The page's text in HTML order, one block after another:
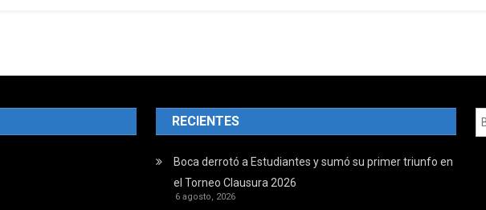
RECIENTES
Boca derrotó a Estudiantes y sumó su primer triunfo en
el Torneo Clausura 2026
6 agosto, 2026